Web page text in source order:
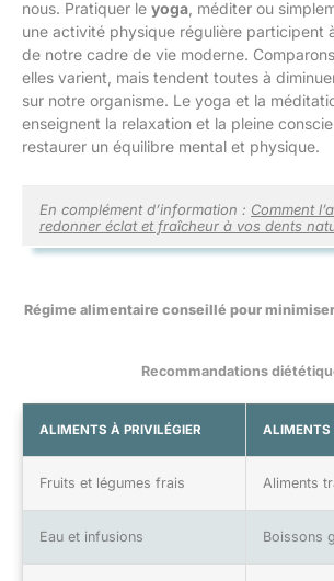
nous. Pratiquer le yoga , méditer ou
une activité physique régulière participent
de notre cadre de vie moderne.
elles varient, mais tendent toutes à
sur notre organisme. Le yoga et la
enseignent la relaxation et la pleine
restaurer un équilibre mental et physique.
En complément d’information : Comment
redonner éclat et fraîcheur à vos dents
Recommandations
Régime alimentaire conseillé pour
ALIMENTS À PRIVILÉGIER ALIMENTS
Fruits et légumes frais Aliments
Eau et infusions Boissons